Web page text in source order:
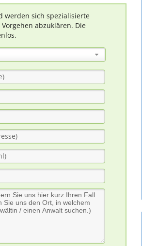
werden sich spezialisierte
abzuklären. Die